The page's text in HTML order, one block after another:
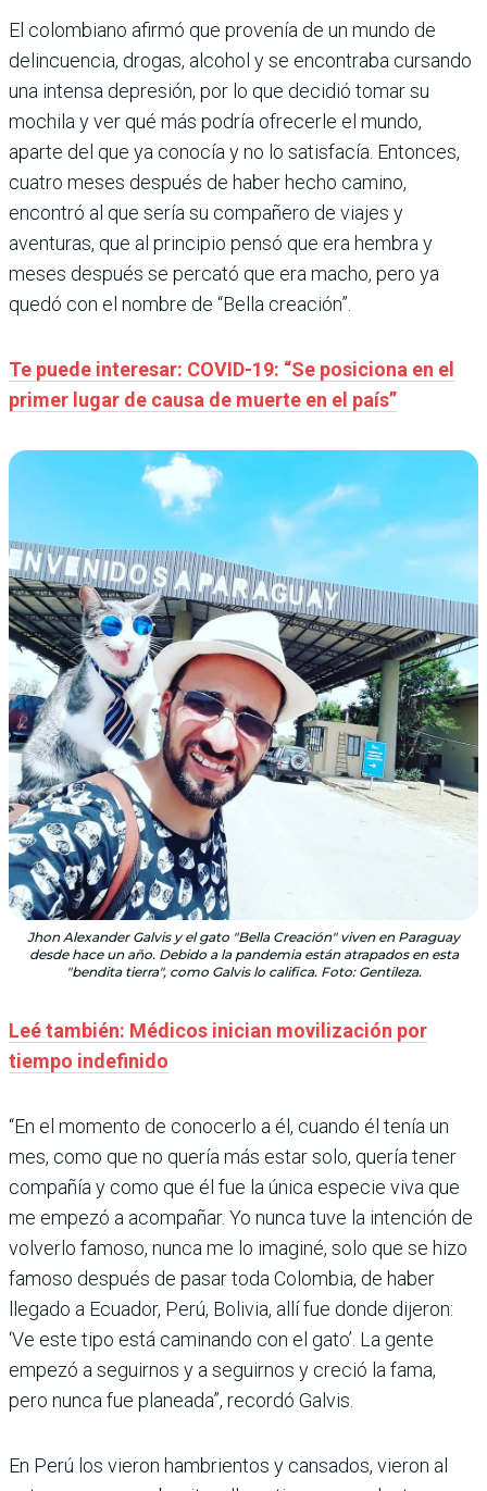
El colombiano afirmó que provenía de un mundo de
delincuencia, drogas, alcohol y se encontraba cursando
una intensa depresión, por lo que decidió tomar su
mochila y ver qué más podría ofrecerle el mundo,
aparte del que ya conocía y no lo satisfacía. Entonces,
cuatro meses después de haber hecho camino,
encontró al que sería su compañero de viajes y
aventuras, que al principio pensó que era hembra y
meses después se percató que era macho, pero ya
quedó con el nombre de “Bella creación”.
Te puede interesar: COVID-19: “Se posiciona en el
primer lugar de causa de muerte en el país”
Jhon Alexander Galvis y el gato "Bella Creación" viven en Paraguay
desde hace un año. Debido a la pandemia están atrapados en esta
"bendita tierra", como Galvis lo califica. Foto: Gentileza.
Leé también: Médicos inician movilización por
tiempo indefinido
“En el momento de conocerlo a él, cuando él tenía un
mes, como que no quería más estar solo, quería tener
compañía y como que él fue la única especie viva que
me empezó a acompañar. Yo nunca tuve la intención de
volverlo famoso, nunca me lo imaginé, solo que se hizo
famoso después de pasar toda Colombia, de haber
llegado a Ecuador, Perú, Bolivia, allí fue donde dijeron:
‘Ve este tipo está caminando con el gato’. La gente
empezó a seguirnos y a seguirnos y creció la fama,
pero nunca fue planeada”, recordó Galvis.
En Perú los vieron hambrientos y cansados, vieron al